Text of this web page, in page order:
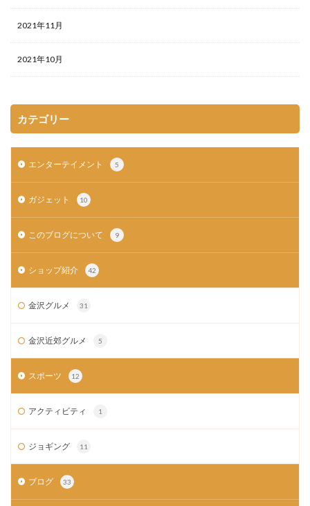
2021年11月
2021年10月
カテゴリー
エンターテイメント 5
ガジェット 10
このブログについて 9
ショップ紹介 42
金沢グルメ 31
金沢近郊グルメ 5
スポーツ 12
アクティビティ 1
ジョギング 11
ブログ 33